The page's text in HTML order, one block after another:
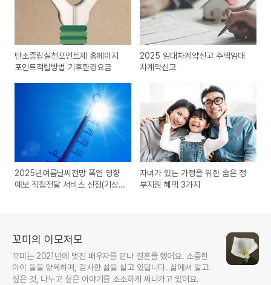
탄소중립실천포인트제 홈페이지
포인트적립방법 기후환경요금
2025 임대차계약신고 주택임대
차계약신고
2025년여름날씨전망 폭염 영향
예보 직접전달 서비스 신청(기상
자녀가 있는 가정을 위한 숨은 정
부지원 혜택 3가지
꼬미의 이모저모
꼬미는 2021년에 멋진 배우자를 만나 결혼을 했어요. 소중한
아이 둘을 양육하며, 감사한 삶을 살고 있답니다. 삶에서 알고
싶은 것, 나누고 싶은 이야기를 소소하게 써나가고 있어요.